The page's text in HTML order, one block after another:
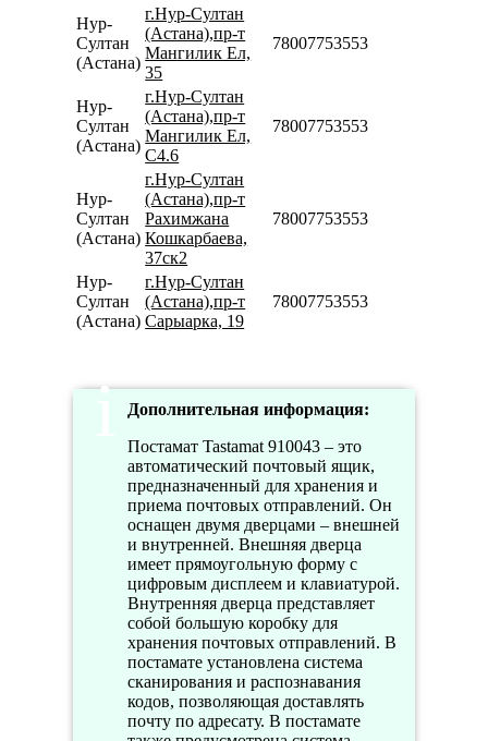
Нур-
Султан
(Астана)
г.Нур-Султан
(Астана),пр-т
Мангилик Ел,
35
78007753553
Нур-
Султан
(Астана)
г.Нур-Султан
(Астана),пр-т
Мангилик Ел,
С4.6
78007753553
Нур-
Султан
(Астана)
г.Нур-Султан
(Астана),пр-т
Рахимжана
Кошкарбаева,
37ск2
78007753553
Нур-
Султан
(Астана)
г.Нур-Султан
(Астана),пр-т
Сарыарка, 19
78007753553
Дополнительная информация:
Постамат Tastamat 910043 – это
автоматический почтовый ящик,
предназначенный для хранения и
приема почтовых отправлений. Он
оснащен двумя дверцами – внешней
и внутренней. Внешняя дверца
имеет прямоугольную форму с
цифровым дисплеем и клавиатурой.
Внутренняя дверца представляет
собой большую коробку для
хранения почтовых отправлений. В
постамате установлена система
сканирования и распознавания
кодов, позволяющая доставлять
почту по адресату. В постамате